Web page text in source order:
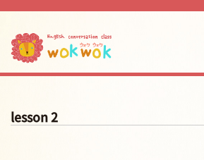
lesson 2